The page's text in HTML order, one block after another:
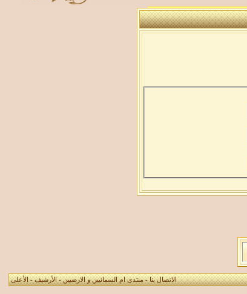
الاتصال بنا-منتدى ام السمائيين و الارضيين-الأرشيف-الأعلى